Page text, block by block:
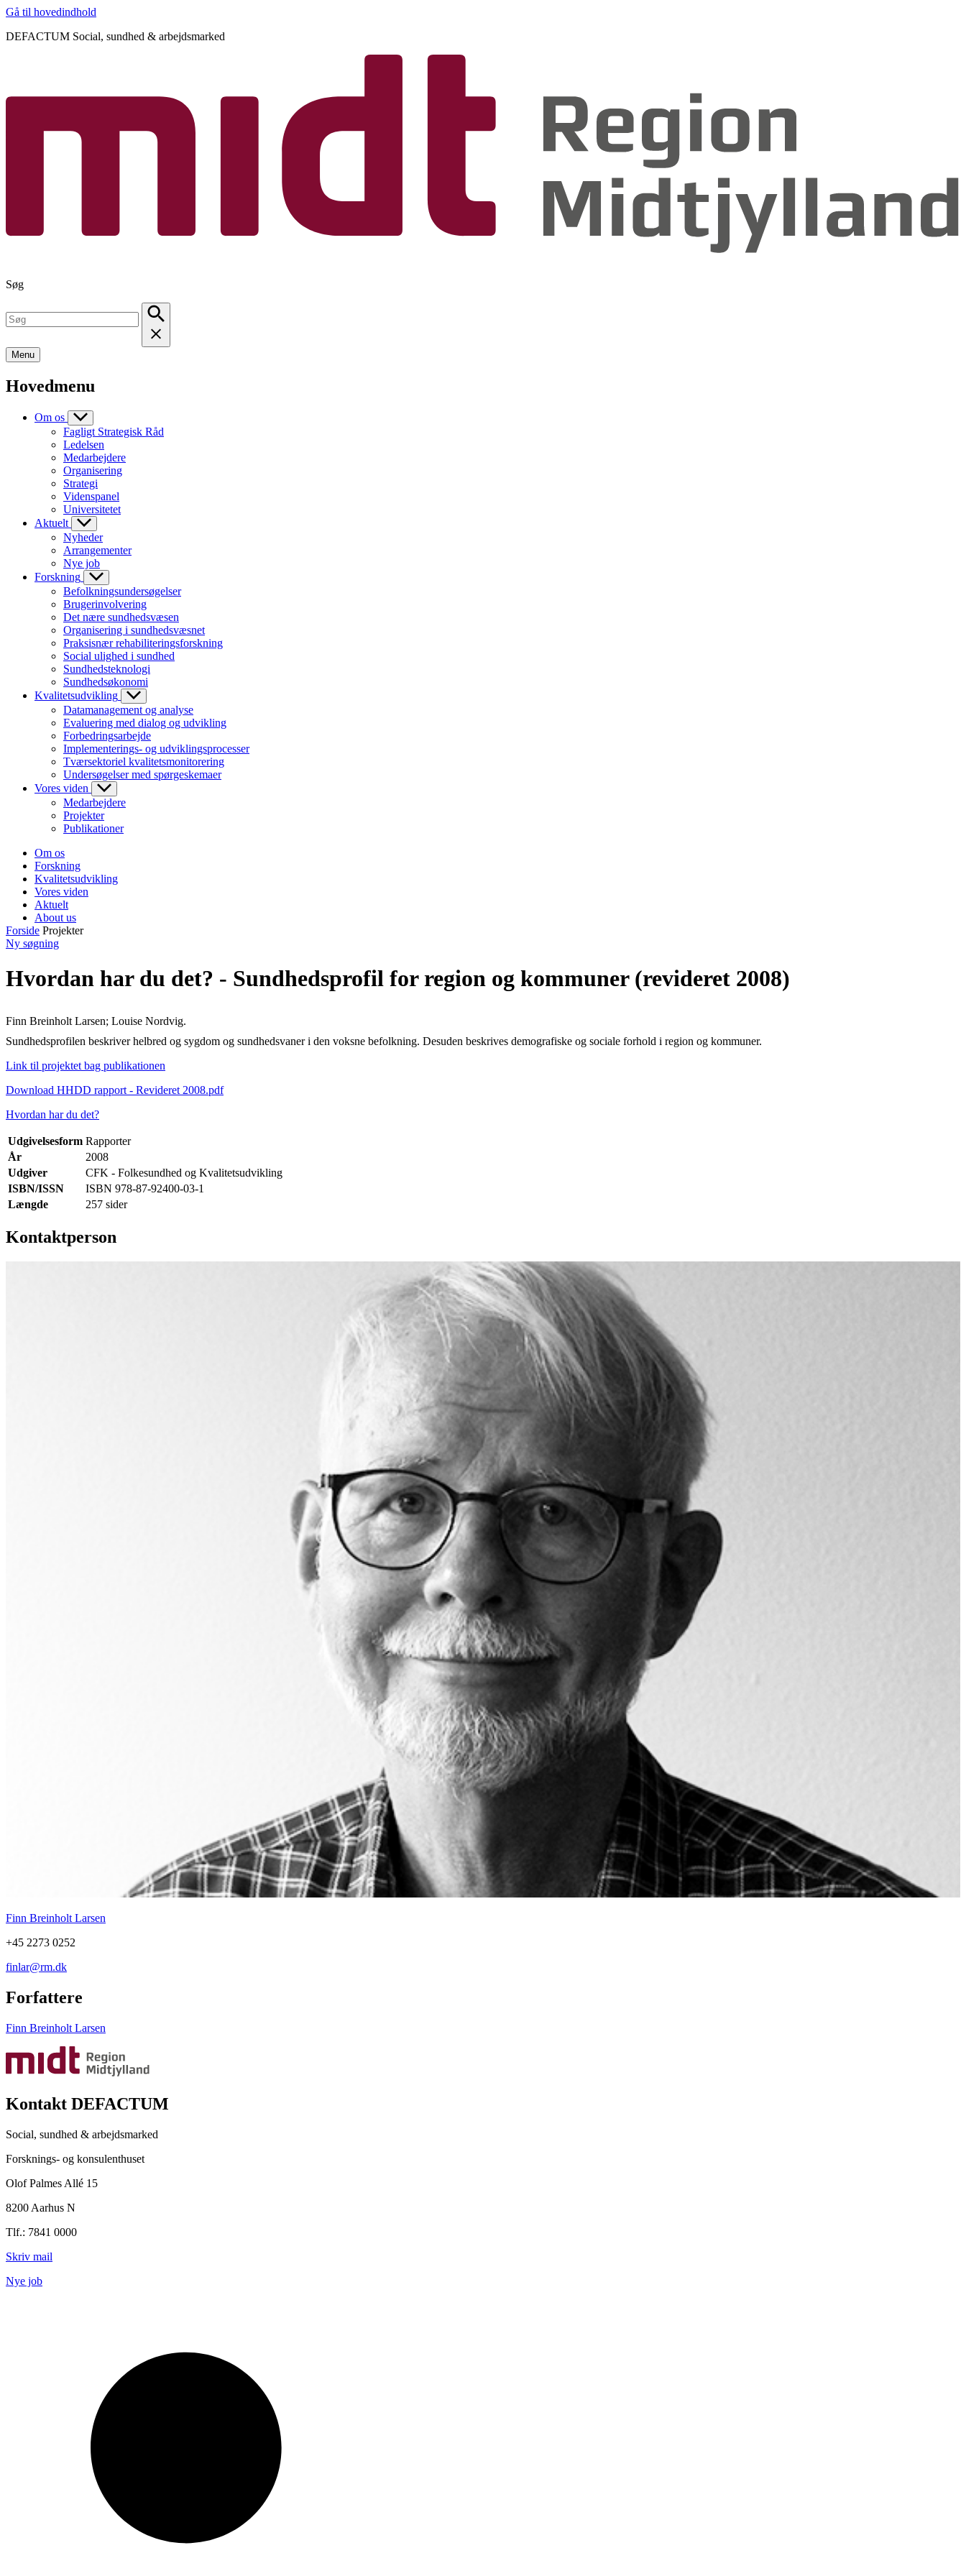
Gå til hovedindhold
DEFACTUM Social, sundhed & arbejdsmarked
Søg
Menu
Hovedmenu
Om os
Fagligt Strategisk Råd
Ledelsen
Medarbejdere
Organisering
Strategi
Videnspanel
Universitetet
Aktuelt
Nyheder
Arrangementer
Nye job
Forskning
Befolkningsundersøgelser
Brugerinvolvering
Det nære sundhedsvæsen
Organisering i sundhedsvæsnet
Praksisnær rehabiliteringsforskning
Social ulighed i sundhed
Sundhedsteknologi
Sundhedsøkonomi
Kvalitetsudvikling
Datamanagement og analyse
Evaluering med dialog og udvikling
Forbedringsarbejde
Implementerings- og udviklingsprocesser
Tværsektoriel kvalitetsmonitorering
Undersøgelser med spørgeskemaer
Vores viden
Medarbejdere
Projekter
Publikationer
Om os
Forskning
Kvalitetsudvikling
Vores viden
Aktuelt
About us
Forside Projekter
Ny søgning
Hvordan har du det? - Sundhedsprofil for region og kommuner (revideret 2008)
Finn Breinholt Larsen; Louise Nordvig.
Sundhedsprofilen beskriver helbred og sygdom og sundhedsvaner i den voksne befolkning. Desuden beskrives demografiske og sociale forhold i region og kommuner.
Link til projektet bag publikationen
Download HHDD rapport - Revideret 2008.pdf
Hvordan har du det?
Udgivelsesform Rapporter
År
2008
Udgiver
CFK - Folkesundhed og Kvalitetsudvikling
ISBN/ISSN
ISBN 978-87-92400-03-1
Længde
257 sider
Kontaktperson
Finn Breinholt Larsen
+45 2273 0252
finlar@rm.dk
Forfattere
Finn Breinholt Larsen
Kontakt DEFACTUM
Social, sundhed & arbejdsmarked
Forsknings- og konsulenthuset
Olof Palmes Allé 15
8200 Aarhus N
Tlf.: 7841 0000
Skriv mail
Nye job